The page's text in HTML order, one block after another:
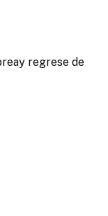
regrese de